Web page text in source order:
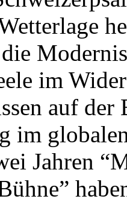
im
auf
im
Jahren